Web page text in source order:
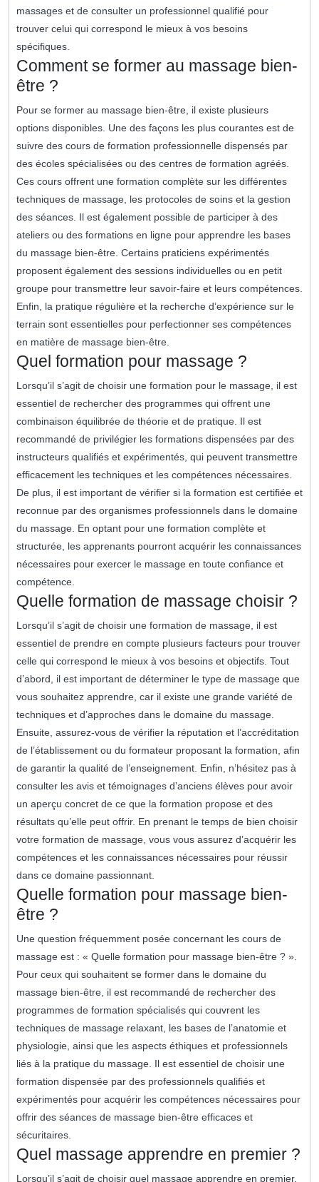
massages et de consulter un professionnel qualifié pour
trouver celui qui correspond le mieux à vos besoins
spécifiques.
Comment se former au massage bien-
être ?
Pour se former au massage bien-être, il existe plusieurs
options disponibles. Une des façons les plus courantes est de
suivre des cours de formation professionnelle dispensés par
des écoles spécialisées ou des centres de formation agréés.
Ces cours offrent une formation complète sur les différentes
techniques de massage, les protocoles de soins et la gestion
des séances. Il est également possible de participer à des
ateliers ou des formations en ligne pour apprendre les bases
du massage bien-être. Certains praticiens expérimentés
proposent également des sessions individuelles ou en petit
groupe pour transmettre leur savoir-faire et leurs compétences.
Enfin, la pratique régulière et la recherche d’expérience sur le
terrain sont essentielles pour perfectionner ses compétences
en matière de massage bien-être.
Quel formation pour massage ?
Lorsqu’il s’agit de choisir une formation pour le massage, il est
essentiel de rechercher des programmes qui offrent une
combinaison équilibrée de théorie et de pratique. Il est
recommandé de privilégier les formations dispensées par des
instructeurs qualifiés et expérimentés, qui peuvent transmettre
efficacement les techniques et les compétences nécessaires.
De plus, il est important de vérifier si la formation est certifiée et
reconnue par des organismes professionnels dans le domaine
du massage. En optant pour une formation complète et
structurée, les apprenants pourront acquérir les connaissances
nécessaires pour exercer le massage en toute confiance et
compétence.
Quelle formation de massage choisir ?
Lorsqu’il s’agit de choisir une formation de massage, il est
essentiel de prendre en compte plusieurs facteurs pour trouver
celle qui correspond le mieux à vos besoins et objectifs. Tout
d’abord, il est important de déterminer le type de massage que
vous souhaitez apprendre, car il existe une grande variété de
techniques et d’approches dans le domaine du massage.
Ensuite, assurez-vous de vérifier la réputation et l’accréditation
de l’établissement ou du formateur proposant la formation, afin
de garantir la qualité de l’enseignement. Enfin, n’hésitez pas à
consulter les avis et témoignages d’anciens élèves pour avoir
un aperçu concret de ce que la formation propose et des
résultats qu’elle peut offrir. En prenant le temps de bien choisir
votre formation de massage, vous vous assurez d’acquérir les
compétences et les connaissances nécessaires pour réussir
dans ce domaine passionnant.
Quelle formation pour massage bien-
être ?
Une question fréquemment posée concernant les cours de
massage est : « Quelle formation pour massage bien-être ? ».
Pour ceux qui souhaitent se former dans le domaine du
massage bien-être, il est recommandé de rechercher des
programmes de formation spécialisés qui couvrent les
techniques de massage relaxant, les bases de l’anatomie et
physiologie, ainsi que les aspects éthiques et professionnels
liés à la pratique du massage. Il est essentiel de choisir une
formation dispensée par des professionnels qualifiés et
expérimentés pour acquérir les compétences nécessaires pour
offrir des séances de massage bien-être efficaces et
sécuritaires.
Quel massage apprendre en premier ?
Lorsqu’il s’agit de choisir quel massage apprendre en premier,